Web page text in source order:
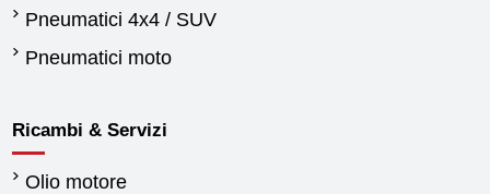
Pneumatici 4x4 / SUV
Pneumatici moto
Ricambi & Servizi
Olio motore